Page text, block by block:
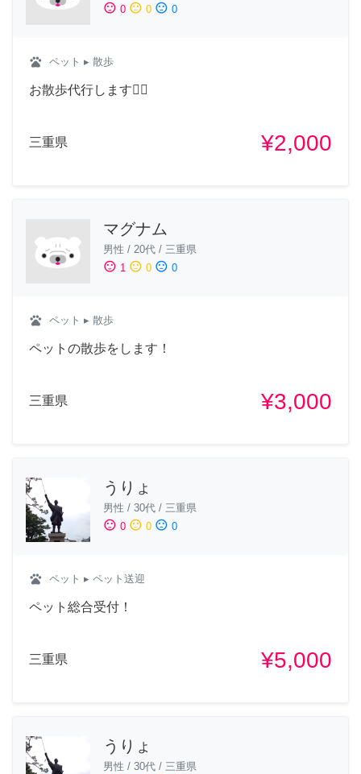
sentiment_satisfied 0 sentiment_neutral 0 sentiment_dissatisfied 0
pets ペット ▸ 散歩
お散歩代行します🐕‍🦺
三重県 ¥2,000
マグナム
男性 / 20代 / 三重県
sentiment_satisfied 1 sentiment_neutral 0 sentiment_dissatisfied 0
pets ペット ▸ 散歩
ペットの散歩をします！
三重県 ¥3,000
うりょ
男性 / 30代 / 三重県
sentiment_satisfied 0 sentiment_neutral 0 sentiment_dissatisfied 0
pets ペット ▸ ペット送迎
ペット総合受付！
三重県 ¥5,000
うりょ
男性 / 30代 / 三重県